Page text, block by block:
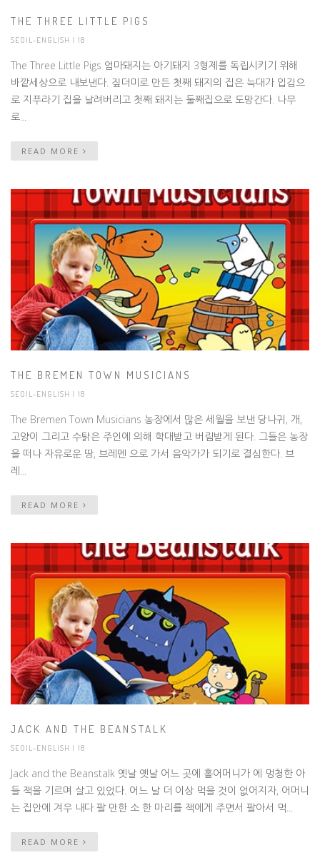
THE THREE LITTLE PIGS
SEOIL-ENGLISH | 18
The Three Little Pigs 엄마돼지는 아기돼지 3형제를 독립시키기 위해
바깥세상으로 내보낸다. 짚더미로 만든 첫째 돼지의 집은 늑대가 입김으
로 지푸라기 집을 날려버리고 첫째 돼지는 둘째집으로 도망간다. 나무
로...
READ MORE
THE BREMEN TOWN MUSICIANS
SEOIL-ENGLISH | 18
The Bremen Town Musicians 농장에서 많은 세월을 보낸 당나귀, 개,
고양이 그리고 수탉은 주인에 의해 학대받고 버림받게 된다. 그들은 농장
을 떠나 자유로운 땅, 브레멘 으로 가서 음악가가 되기로 결심한다. 브
레...
READ MORE
JACK AND THE BEANSTALK
SEOIL-ENGLISH | 18
Jack and the Beanstalk 옛날 옛날 어느 곳에 홀어머니가 에 멍청한 아
들 잭을 기르며 살고 있었다. 어느 날 더 이상 먹을 것이 없어지자, 어머니
는 집안에 겨우 내다 팔 만한 소 한 마리를 잭에게 주면서 팔아서 먹...
READ MORE